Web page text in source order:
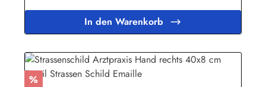
Hamburginfo@buddel.de
In den Warenkorb
Rabatt
%